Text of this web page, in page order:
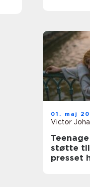
01. maj
Victor
støtte til
presset